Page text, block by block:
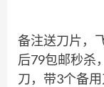
备注送刀片，
后79包邮秒杀
刀，带3个备